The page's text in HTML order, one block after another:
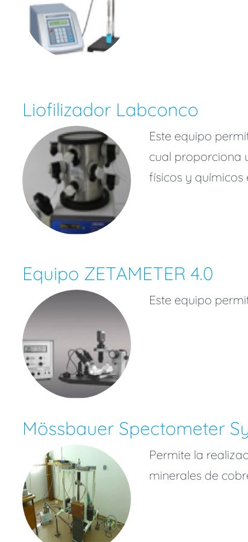
Liofilizador Labconco
Este equipo
cual proporciona
físicos y químicos
Equipo ZETAMETER 4.0
Este equipo
Mössbauer Spectometer
Permite la
minerales de